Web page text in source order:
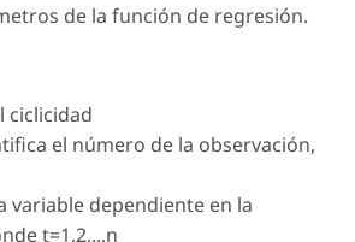
de la función de regresión.
ciclicidad
el número de la observación,
variable dependiente en la
t=1,2,..,n